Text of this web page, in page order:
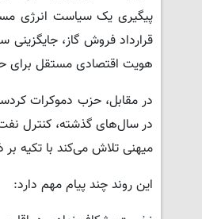
پیگیری یک سیاست انرژی
قرارداد فروش گاز،
هویت اقتصادی مستقل برای
در مقابل، حزب دموکرات
در سال‌های گذشته، کنترل
میهنی تلاش می‌کند با تکیه بر
این روند چند پیام مهم دارد: